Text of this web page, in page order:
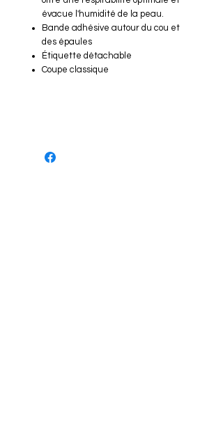
évacue l'humidité de la peau.
Bande adhésive autour du cou et
des épaules
Étiquette détachable
Coupe classique